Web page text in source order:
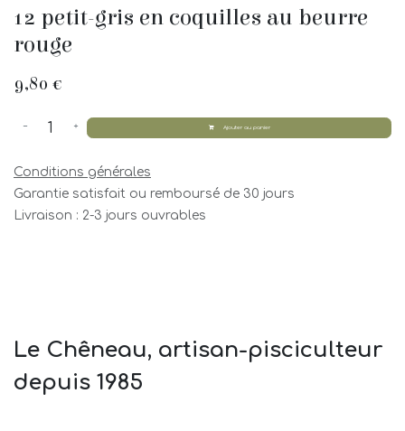
12 petit-gris en coquilles au beurre
rouge
9,80 €
Ajouter au panier
Conditions générales
Garantie satisfait ou remboursé de 30 jours
Livraison : 2-3 jours ouvrables
Le Chêneau, artisan-pisciculteur
depuis 1985